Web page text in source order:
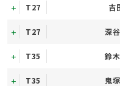
T27 吉
T27 深
T35 鈴
T35 鬼